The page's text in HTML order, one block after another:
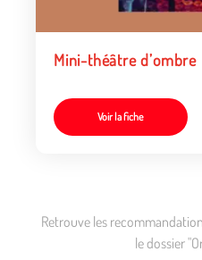
Mini-théâtre d’ombre
Voir la fiche
Retrouve les
le dossier